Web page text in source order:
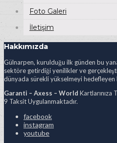
Foto Galeri
İletişim
Hakkımızda
Gülnarpen, kurulduğu ilk günden bu
sektöre getirdiği yenilikler ve
dünyada sürekli yükselmeyi
Garanti – Axess – World Kartlarınıza
9 Taksit Uygulanmaktadır.
facebook
instagram
youtube